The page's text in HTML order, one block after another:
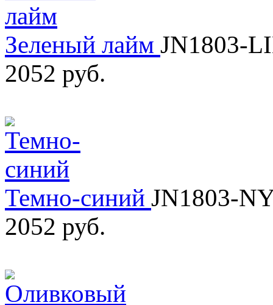
Зеленый лайм JN1803-
2052 руб.
Темно-синий JN1803-
2052 руб.